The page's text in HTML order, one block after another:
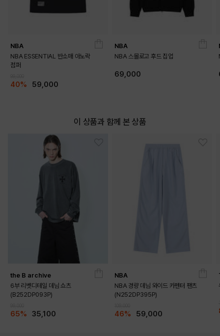
NBA
NBA ESSENTIAL 반소매 아노락
점퍼
40% 59,000
NBA
NBA 스몰로고 후드 집업
69,000
이 상품과 함께 본 상품
the B archive
6부 리벳디테일 데님 쇼츠
(B252DP093P)
65% 35,100
NBA
NBA 경량 데님 와이드 카펜터 팬츠
(N252DP395P)
46% 59,000